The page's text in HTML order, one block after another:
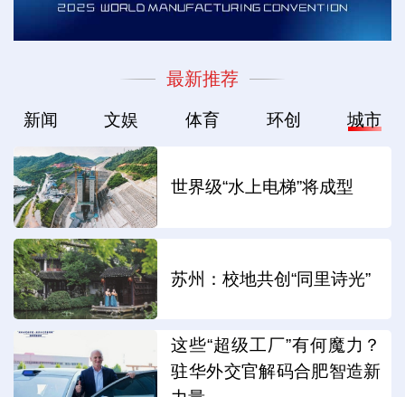
最新推荐
新闻 文娱 体育 环创 城市
世界级“水上电梯”将成型
苏州：校地共创“同里诗光”
这些“超级工厂”有何魔力？
驻华外交官解码合肥智造新